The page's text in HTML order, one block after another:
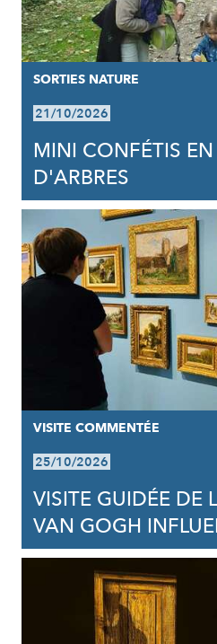
SORTIES NATURE
21/10/2026
MINI CONFÉTIS EN
D'ARBRES
VISITE COMMENTÉE
25/10/2026
VISITE GUIDÉE DE
VAN GOGH